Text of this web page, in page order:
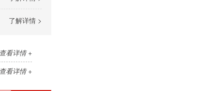
了解详情 >
查看详情 +
查看详情 +